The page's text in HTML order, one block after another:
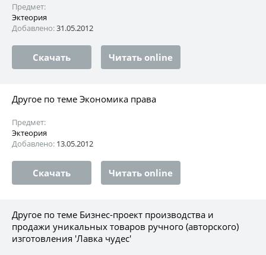
Предмет:
Эктеория
Добавлено:31.05.2012
Скачать Читать online
Другое по теме Экономика права
Предмет:
Эктеория
Добавлено: 13.05.2012
Скачать Читать online
Другое по теме Бизнес-проект производства и
продажи уникальных товаров ручного (авторского)
изготовления 'Лавка чудес'